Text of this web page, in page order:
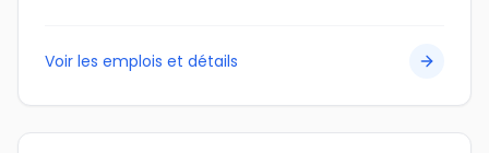
Voir les emplois et détails